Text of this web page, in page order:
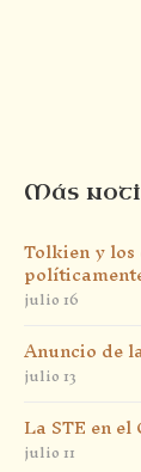
Más
Tolkien y
julio 16
Anuncio de
julio 13
La STE en el
julio 11